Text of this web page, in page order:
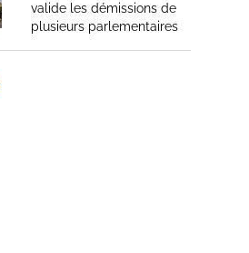
valide les démissions de
plusieurs parlementaires